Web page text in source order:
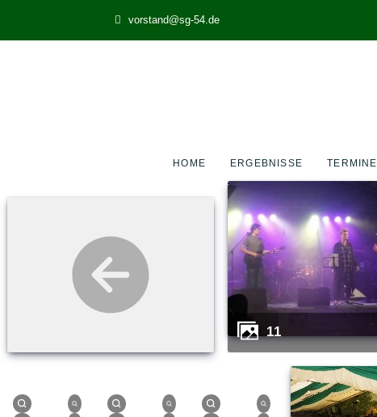
vorstand@sg-54.de
HOME ERGEBNISSE TERMINE
11